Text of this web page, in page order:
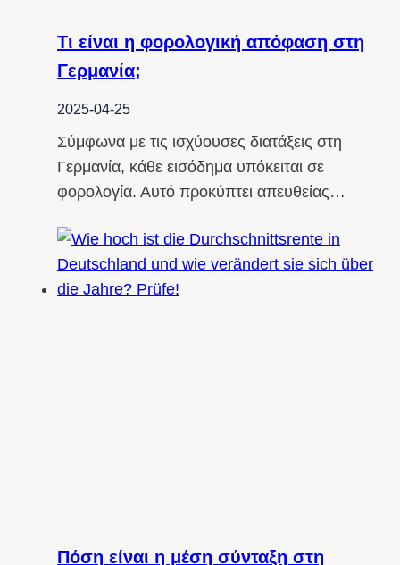
Τι είναι η φορολογική απόφαση στη
Γερμανία;
2025-04-25
Σύμφωνα με τις ισχύουσες διατάξεις στη
Γερμανία, κάθε εισόδημα υπόκειται σε
φορολογία. Αυτό προκύπτει απευθείας…
Πόση είναι η μέση σύνταξη στη